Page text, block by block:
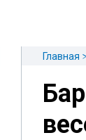
Главная